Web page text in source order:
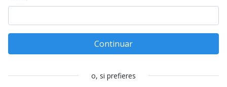
Continuar
o, si prefieres